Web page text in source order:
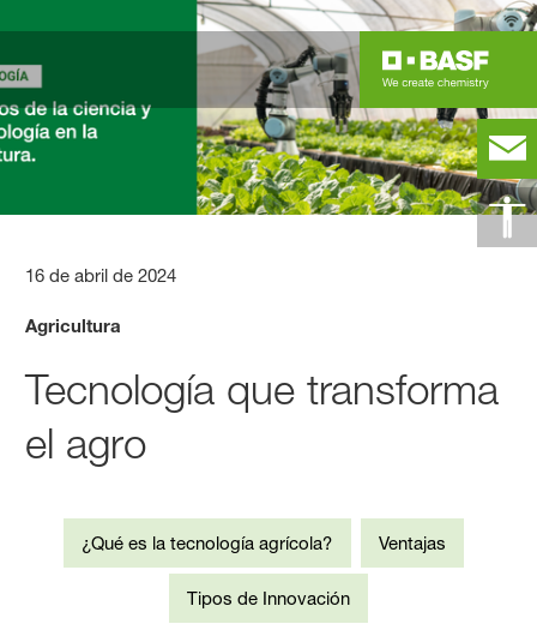
16 de abril de 2024
Agricultura
Tecnología que transforma
el agro
¿Qué es la tecnología agrícola? Ventajas
Tipos de Innovación